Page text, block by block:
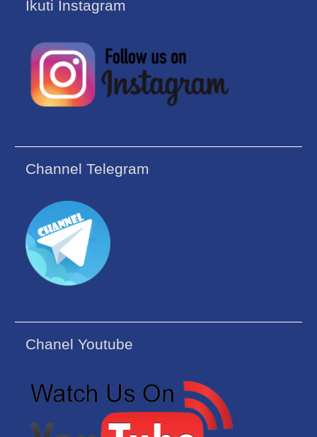
Ikuti Instagram
Channel Telegram
Chanel Youtube